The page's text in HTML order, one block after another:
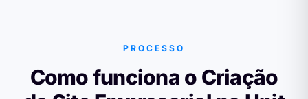
PROCESSO
Como funciona o Criação